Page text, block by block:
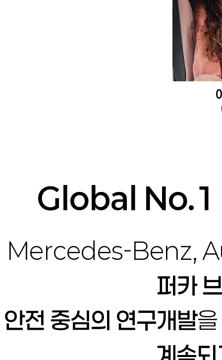
Global
Mercedes-Benz,
퍼카
안전 중심의 연구개발